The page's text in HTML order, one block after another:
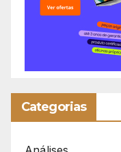
Categorias